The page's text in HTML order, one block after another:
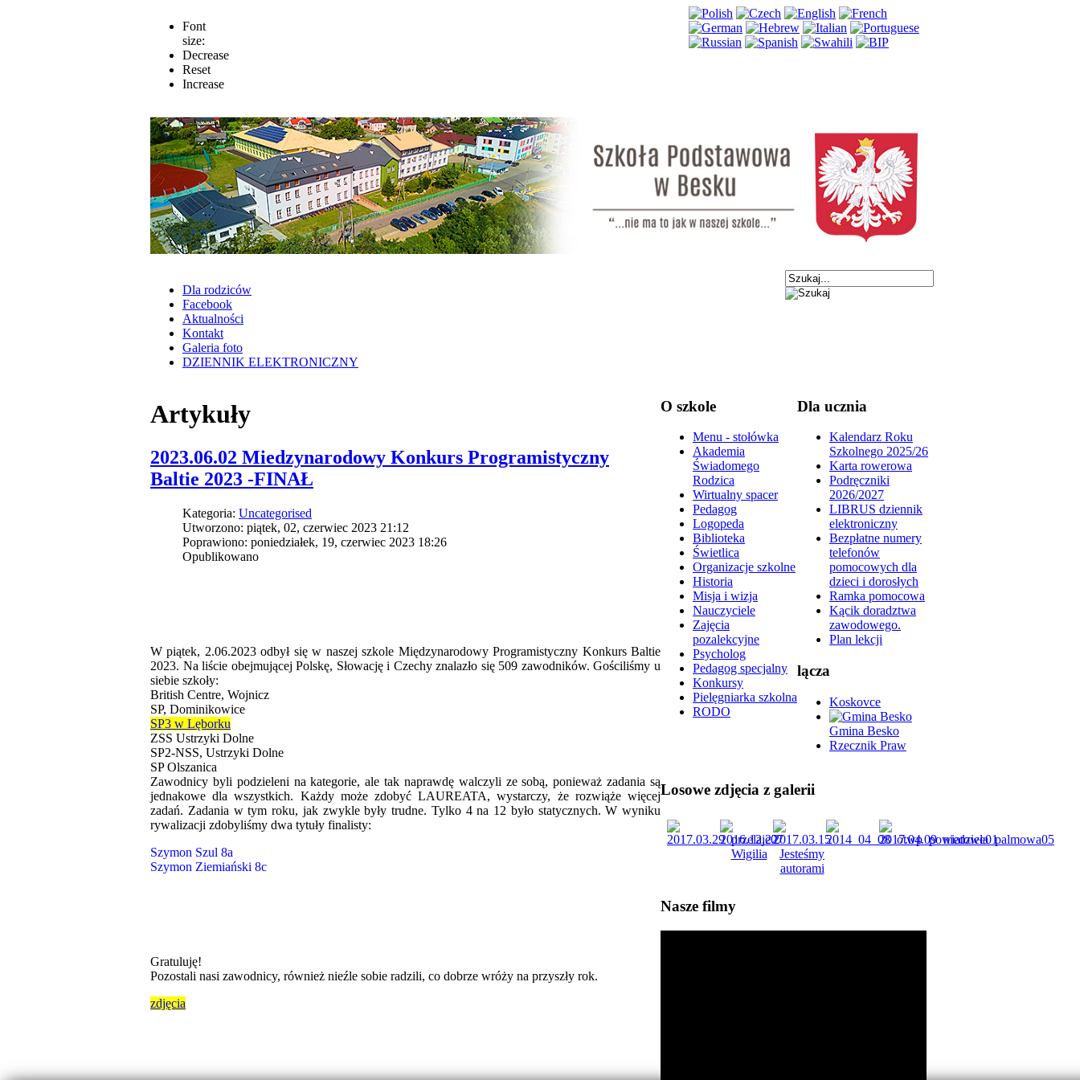
Font
size:
Decrease
Reset
Increase
Dla rodziców
Facebook
Aktualności
Kontakt
Galeria foto
DZIENNIK ELEKTRONICZNY
Artykuły
2023.06.02 Miedzynarodowy Konkurs Programistyczny
Baltie 2023 -FINAŁ
Kategoria: Uncategorised
Utworzono: piątek, 02, czerwiec 2023 21:12
Poprawiono: poniedziałek, 19, czerwiec 2023 18:26
Opublikowano
W piątek, 2.06.2023 odbył się w naszej szkole Międzynarodowy Programistyczny Konkurs Baltie
2023. Na liście obejmującej Polskę, Słowację i Czechy znalazło się 509 zawodników. Gościliśmy u
siebie szkoły:
British Centre, Wojnicz
SP, Dominikowice
SP3 w Lęborku
ZSS Ustrzyki Dolne
SP2-NSS, Ustrzyki Dolne
SP Olszanica
Zawodnicy byli podzieleni na kategorie, ale tak naprawdę walczyli ze sobą, ponieważ zadania są
jednakowe dla wszystkich. Każdy może zdobyć LAUREATA, wystarczy, że rozwiąże więcej
zadań. Zadania w tym roku, jak zwykle były trudne. Tylko 4 na 12 było statycznych. W wyniku
rywalizacji zdobyliśmy dwa tytuły finalisty:
Szymon Szul 8a
Szymon Ziemiański 8c
Gratuluję!
Pozostali nasi zawodnicy, również nieźle sobie radzili, co dobrze wróży na przyszły rok.
zdjęcia
O szkole
Menu - stołówka
Akademia
Świadomego
Rodzica
Wirtualny spacer
Pedagog
Logopeda
Biblioteka
Świetlica
Organizacje szkolne
Historia
Misja i wizja
Nauczyciele
Zajęcia
pozalekcyjne
Psycholog
Pedagog specjalny
Konkursy
Pielęgniarka szkolna
RODO
Dla ucznia
Kalendarz Roku
Szkolnego 2025/26
Karta rowerowa
Podręczniki
2026/2027
LIBRUS dziennik
elektroniczny
Bezpłatne numery
telefonów
pomocowych dla
dzieci i dorosłych
Ramka pomocowa
Kącik doradztwa
zawodowego.
Plan lekcji
lącza
Koskovce
Gmina Besko
Rzecznik Praw
Losowe zdjęcia z galerii
Nasze filmy